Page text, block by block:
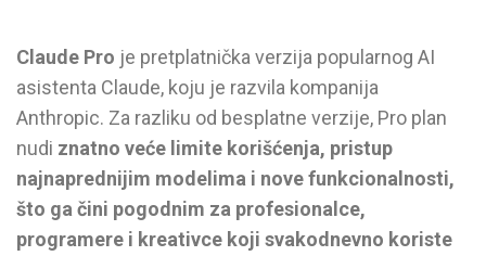
Claude Pro je pretplatnička verzija popularnog AI
asistenta Claude, koju je razvila kompanija
Anthropic. Za razliku od besplatne verzije, Pro plan
nudi znatno veće limite korišćenja, pristup
najnaprednijim modelima i nove funkcionalnosti,
što ga čini pogodnim za profesionalce,
programere i kreativce koji svakodnevno koriste